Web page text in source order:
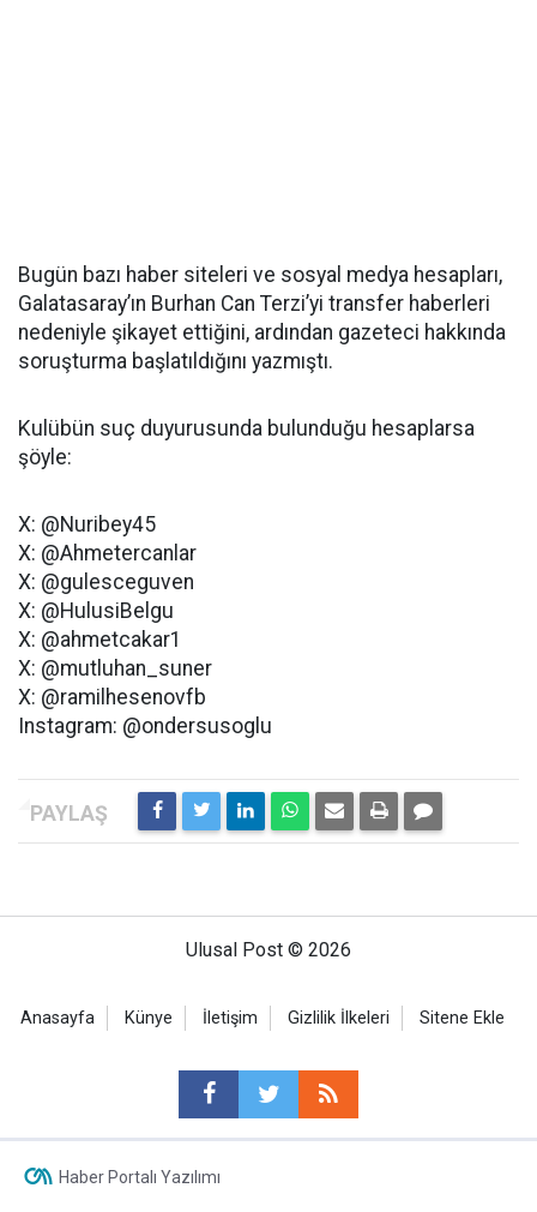
Bugün bazı haber siteleri ve sosyal medya hesapları,
Galatasaray’ın Burhan Can Terzi’yi transfer haberleri
nedeniyle şikayet ettiğini, ardından gazeteci hakkında
soruşturma başlatıldığını yazmıştı.
Kulübün suç duyurusunda bulunduğu hesaplarsa
şöyle:
X: @Nuribey45
X: @Ahmetercanlar
X: @gulesceguven
X: @HulusiBelgu
X: @ahmetcakar1
X: @mutluhan_suner
X: @ramilhesenovfb
Instagram: @ondersusoglu
Ulusal Post © 2026
Anasayfa Künye İletişim Gizlilik İlkeleri Sitene Ekle
Haber Portalı Yazılımı